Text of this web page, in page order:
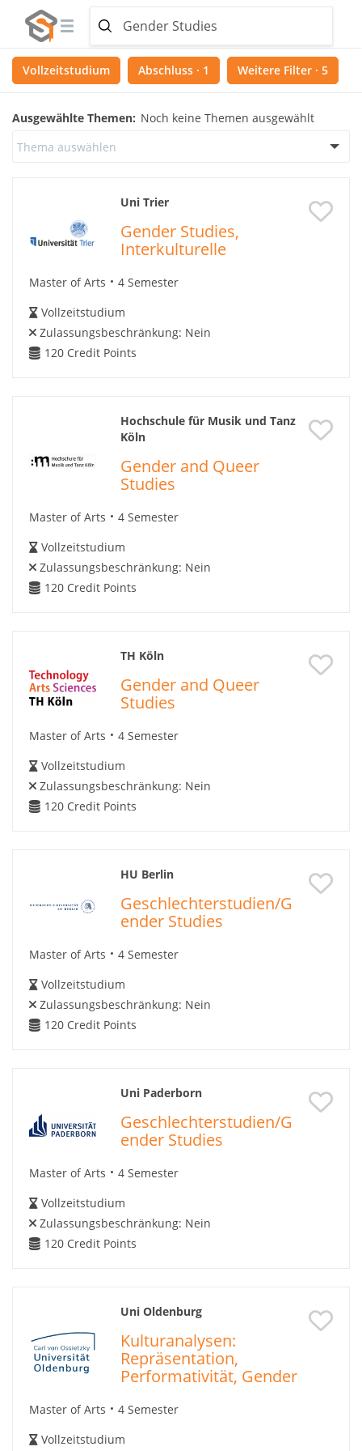
Vollzeitstudium Abschluss · 1 Weitere Filter · 5
Ausgewählte Themen: Noch keine Themen ausgewählt
Thema auswählen
Uni Trier
Gender Studies,
Interkulturelle
Master of Arts
4 Semester
Vollzeitstudium
Zulassungsbeschränkung: Nein
120 Credit Points
Hochschule für Musik und Tanz
Köln
Gender and Queer
Studies
Master of Arts
4 Semester
Vollzeitstudium
Zulassungsbeschränkung: Nein
120 Credit Points
TH Köln
Gender and Queer
Studies
Master of Arts
4 Semester
Vollzeitstudium
Zulassungsbeschränkung: Nein
120 Credit Points
HU Berlin
Geschlechterstudien/G
ender Studies
Master of Arts
4 Semester
Vollzeitstudium
Zulassungsbeschränkung: Nein
120 Credit Points
Uni Paderborn
Geschlechterstudien/G
ender Studies
Master of Arts
4 Semester
Vollzeitstudium
Zulassungsbeschränkung: Nein
120 Credit Points
Uni Oldenburg
Kulturanalysen:
Repräsentation,
Performativität, Gender
Master of Arts
4 Semester
Vollzeitstudium